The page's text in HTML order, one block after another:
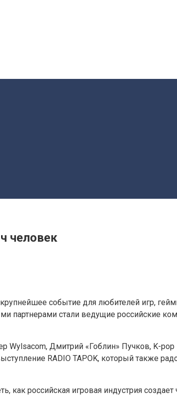
человек
событие для любителей игр,
партнерами стали ведущие российские
Дмитрий «Гоблин» Пучков, K-pop
RADIO TAPOK, который также
российская игровая индустрия создает